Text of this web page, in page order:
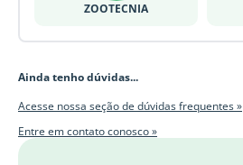
ZOOTECNIA
Ainda tenho dúvidas...
Acesse nossa seção de dúvidas frequentes »
Entre em contato conosco »